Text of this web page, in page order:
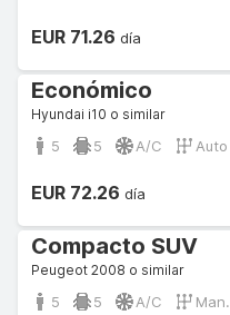
EUR 71.26 día
Económico
Hyundai i10 o similar
5 5 A/C Auto
EUR 72.26 día
Compacto SUV
Peugeot 2008 o similar
5 5 A/C Man.